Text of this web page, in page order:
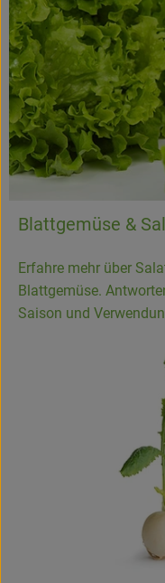
Blattgemüse &
Erfahre mehr über
Blattgemüse.
Saison und